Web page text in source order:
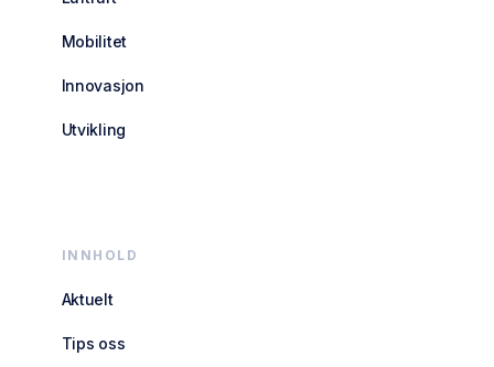
Mobilitet
Innovasjon
Utvikling
INNHOLD
Aktuelt
Tips oss